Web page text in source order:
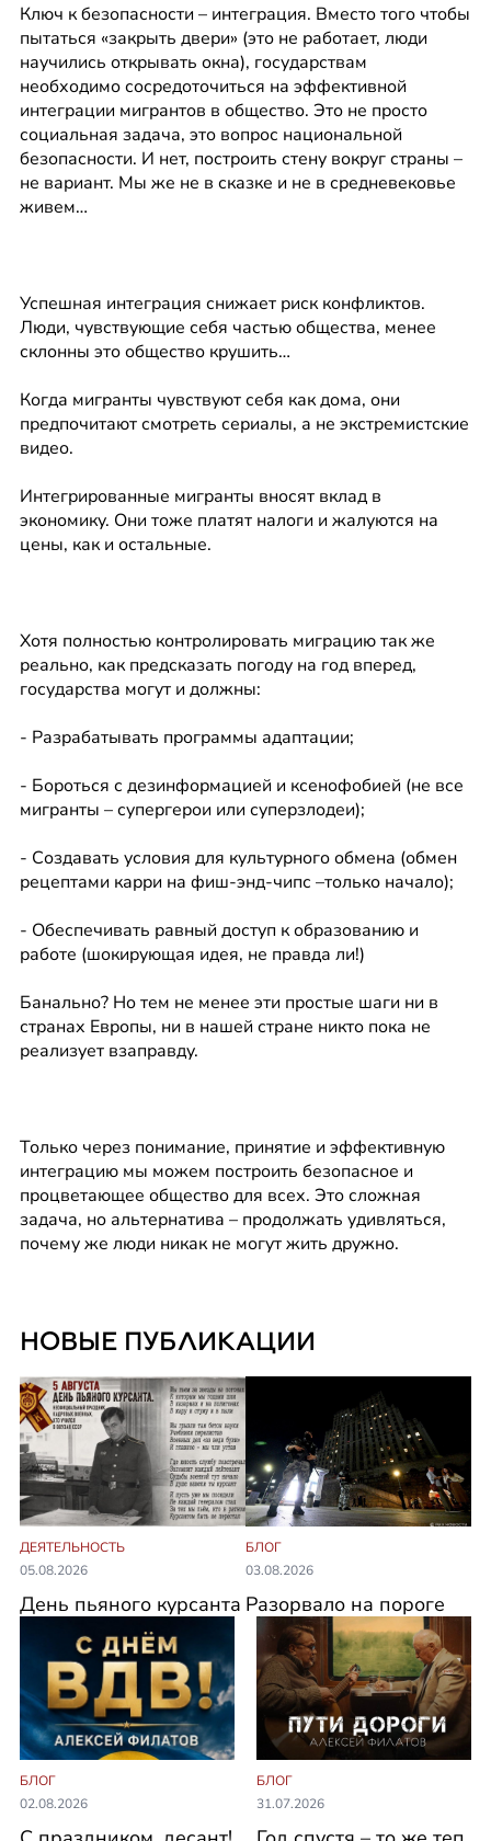
Ключ к безопасности – интеграция. Вместо того чтобы
пытаться «закрыть двери» (это не работает, люди
научились открывать окна), государствам
необходимо сосредоточиться на эффективной
интеграции мигрантов в общество. Это не просто
социальная задача, это вопрос национальной
безопасности. И нет, построить стену вокруг страны –
не вариант. Мы же не в сказке и не в средневековье
живем…
Успешная интеграция снижает риск конфликтов.
Люди, чувствующие себя частью общества, менее
склонны это общество крушить…
Когда мигранты чувствуют себя как дома, они
предпочитают смотреть сериалы, а не экстремистские
видео.
Интегрированные мигранты вносят вклад в
экономику. Они тоже платят налоги и жалуются на
цены, как и остальные.
Хотя полностью контролировать миграцию так же
реально, как предсказать погоду на год вперед,
государства могут и должны:
- Разрабатывать программы адаптации;
- Бороться с дезинформацией и ксенофобией (не все
мигранты – супергерои или суперзлодеи);
- Создавать условия для культурного обмена (обмен
рецептами карри на фиш-энд-чипс –только начало);
- Обеспечивать равный доступ к образованию и
работе (шокирующая идея, не правда ли!)
Банально? Но тем не менее эти простые шаги ни в
странах Европы, ни в нашей стране никто пока не
реализует взаправду.
Только через понимание, принятие и эффективную
интеграцию мы можем построить безопасное и
процветающее общество для всех. Это сложная
задача, но альтернатива – продолжать удивляться,
почему же люди никак не могут жить дружно.
НОВЫЕ ПУБЛИКАЦИИ
ДЕЯТЕЛЬНОСТЬ
05.08.2026
День пьяного курсанта
БЛОГ
03.08.2026
Разорвало на пороге
БЛОГ
02.08.2026
БЛОГ
31.07.2026